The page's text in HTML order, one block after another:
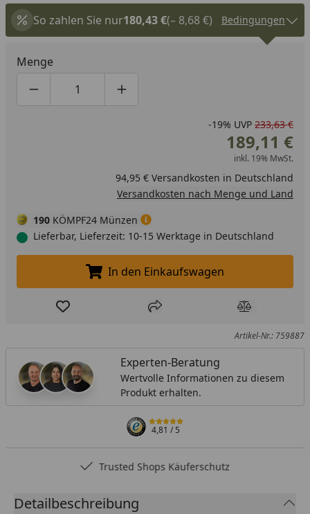
So zahlen Sie nur180,43 €(– 8,68 €) Bedingungen
Menge
Produktmenge um eins verringern
Produktmenge manuell eingeben
Produktmenge um eins erhöhen
-19% UVP 233,63 €
189,11 €
inkl. 19% MwSt.
94,95 € Versandkosten in Deutschland
Versandkosten nach Menge und Land
190 KÖMPF24 Münzen
Lieferbar, Lieferzeit: 10-15 Werktage in Deutschland
In den Einkaufswagen legen
In den Einkaufswagen
Produkt zur Wunschliste hinzufügen
Teilen Produkt
Artikel-Nr.: 759887
Experten-Beratung
Wertvolle Informationen zu diesem
Produkt erhalten.
4,81/ 5
Trusted Shops Käuferschutz
Detailbeschreibung